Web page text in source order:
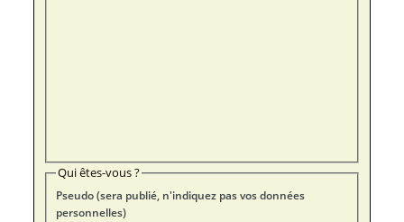
Qui êtes-vous ?
Pseudo (sera publié, n'indiquez pas vos données
personnelles)